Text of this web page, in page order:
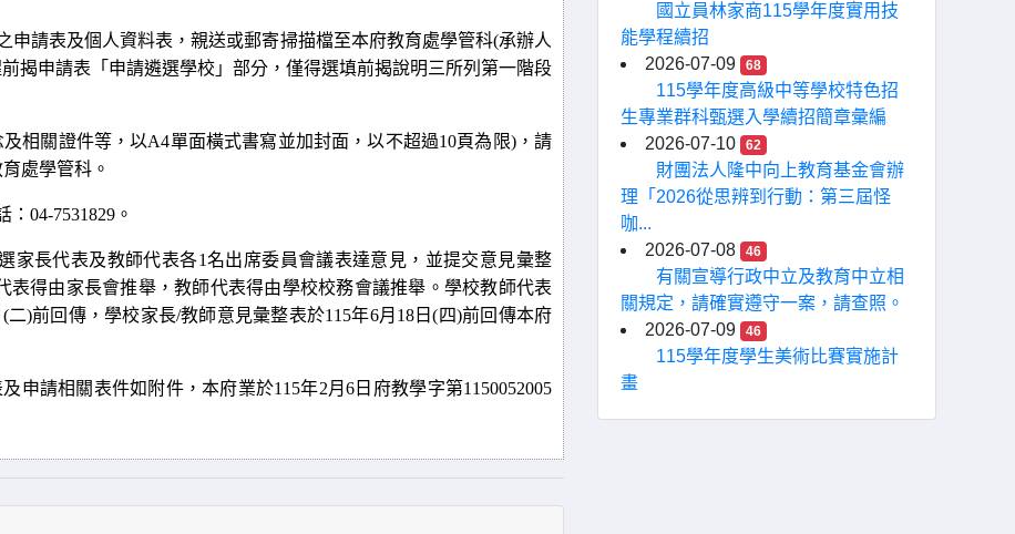
申請表及個人資料表，親送或郵寄掃描檔至本府教育處學管科(承辦人
前揭申請表「申請遴選學校」部分，僅得選填前揭說明三所列第一階段
相關證件等，以A4單面橫式書寫並加封面，以不超過10頁為限)，請
處學管科。
：04-7531829 。
家長代表及教師代表各1名出席委員會議表達意見，並提交意見彙整
得由家長會推舉，教師代表得由學校校務會議推舉。學校教師代表
(二)前回傳，學校家長/教師意見彙整表於115年6月 18日(四)前回傳本府
申請相關表件如附件，本府業於115年2月6日府教學字第1150052005
國立員林家商115學年度實用技
能學程續招
2026-07-09
68
115學年度高級中等學校特色招
生專業群科甄選入學續招簡章彙編
2026-07-10
62
財團法人隆中向上教育基金會辦
理「2026從思辨到行動：第三屆怪
咖...
2026-07-08
46
有關宣導行政中立及教育中立相
關規定，請確實遵守一案，請查照。
2026-07-09
46
115學年度學生美術比賽實施計
畫